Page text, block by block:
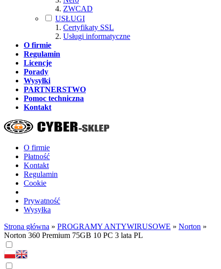
ZWCAD
USŁUGI
Certyfikaty SSL
Usługi informatyczne
O firmie
Regulamin
Licencje
Porady
Wysyłki
PARTNERSTWO
Pomoc techniczna
Kontakt
O firmie
Płatność
Kontakt
Regulamin
Cookie
Prywatność
Wysyłka
Strona główna » PROGRAMY ANTYWIRUSOWE » Norton »
Norton 360 Premium 75GB 10 PC 3 lata PL